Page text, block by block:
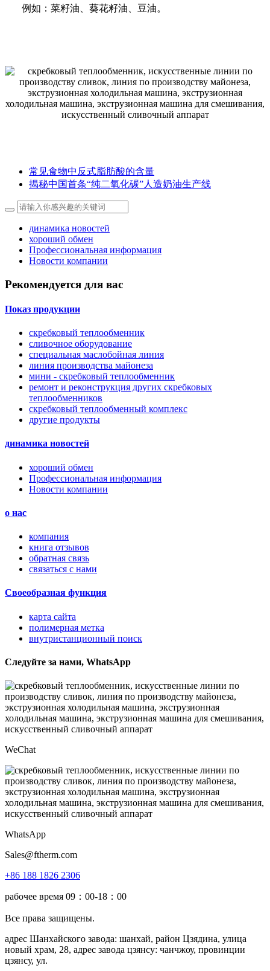
例如：菜籽油、葵花籽油、豆油。
常见食物中反式脂肪酸的含量
揭秘中国首条“纯二氧化碳”人造奶油生产线
динамика новостей
хороший обмен
Профессиональная информация
Новости компании
Рекомендуется для вас
Показ продукции
скребковый теплообменник
сливочное оборудование
специальная маслобойная линия
линия производства майонеза
мини - скребковый теплообменник
ремонт и реконструкция других скребковых
теплообменников
скребковый теплообменный комплекс
другие продукты
динамика новостей
хороший обмен
Профессиональная информация
Новости компании
о нас
компания
книга отзывов
обратная связь
связаться с нами
Своеобразная функция
карта сайта
полимерная метка
внутристанционный поиск
Следуйте за нами, WhatsApp
WeChat
WhatsApp
Sales@ftherm.com
+86 188 1826 2306
рабочее время 09：00-18：00
Все права защищены.
адрес Шанхайского завода: шанхай, район Цзядина, улица
новый храм, 28, адрес завода цзянсу: чанчжоу, провинции
цзянсу, ул.